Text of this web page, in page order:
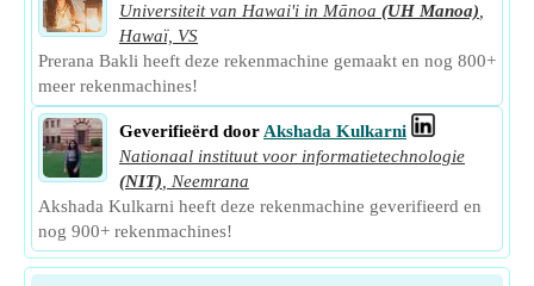
Universiteit van Hawai'i in Mānoa (UH Manoa)
Hawaï, VS
Prerana Bakli heeft deze rekenmachine gemaakt en nog 800+
meer rekenmachines!
Geverifieërd door Akshada Kulkarni
Nationaal instituut voor informatietechnologie
(NIT)
Neemrana
Akshada Kulkarni heeft deze rekenmachine geverifieerd en
nog 900+ rekenmachines!